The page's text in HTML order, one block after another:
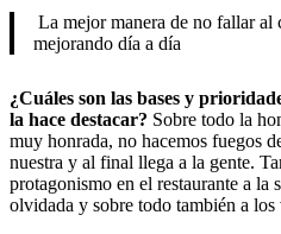
La mejor manera de no fallar al
mejorando día a día
¿Cuáles son las bases y
la hace destacar? Sobre todo la
muy honrada, no hacemos fuegos
nuestra y al final llega a la gente.
protagonismo en el restaurante a la
olvidada y sobre todo también a los